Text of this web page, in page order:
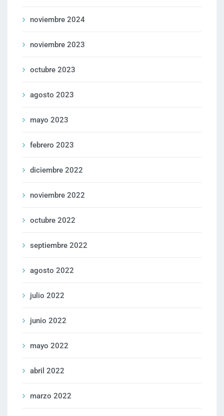
noviembre 2024
noviembre 2023
octubre 2023
agosto 2023
mayo 2023
febrero 2023
diciembre 2022
noviembre 2022
octubre 2022
septiembre 2022
agosto 2022
julio 2022
junio 2022
mayo 2022
abril 2022
marzo 2022